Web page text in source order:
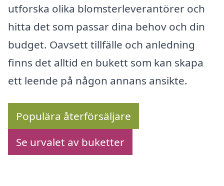
utforska olika blomsterleverantörer och
hitta det som passar dina behov och din
budget. Oavsett tillfälle och anledning
finns det alltid en bukett som kan skapa
ett leende på någon annans ansikte.
Populära återförsäljare
Se urvalet av buketter